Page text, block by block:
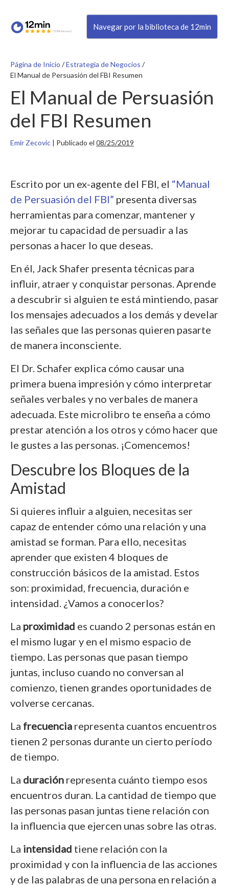
Navegar por la biblioteca de 12min
Página de Inicio /Estrategia de Negocios /
El Manual de Persuasión del FBI Resumen
El Manual de Persuasión
del FBI Resumen
Emir Zecovic | Publicado el 08/25/2019
Escrito por un ex-agente del FBI, el “Manual
de Persuasión del FBI” presenta diversas
herramientas para comenzar, mantener y
mejorar tu capacidad de persuadir a las
personas a hacer lo que deseas.
En él, Jack Shafer presenta técnicas para
influir, atraer y conquistar personas. Aprende
a descubrir si alguien te está mintiendo, pasar
los mensajes adecuados a los demás y develar
las señales que las personas quieren pasarte
de manera inconsciente.
El Dr. Schafer explica cómo causar una
primera buena impresión y cómo interpretar
señales verbales y no verbales de manera
adecuada. Este microlibro te enseña a cómo
prestar atención a los otros y cómo hacer que
le gustes a las personas. ¡Comencemos!
Descubre los Bloques de la
Amistad
Si quieres influir a alguien, necesitas ser
capaz de entender cómo una relación y una
amistad se forman. Para ello, necesitas
aprender que existen 4 bloques de
construcción básicos de la amistad. Estos
son: proximidad, frecuencia, duración e
intensidad. ¿Vamos a conocerlos?
La proximidad es cuando 2 personas están en
el mismo lugar y en el mismo espacio de
tiempo. Las personas que pasan tiempo
juntas, incluso cuando no conversan al
comienzo, tienen grandes oportunidades de
volverse cercanas.
La frecuencia representa cuantos encuentros
tienen 2 personas durante un cierto período
de tiempo.
La duración representa cuánto tiempo esos
encuentros duran. La cantidad de tiempo que
las personas pasan juntas tiene relación con
la influencia que ejercen unas sobre las otras.
La intensidad tiene relación con la
proximidad y con la influencia de las acciones
y de las palabras de una persona en relación a